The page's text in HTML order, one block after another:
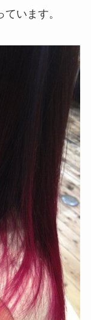
います。